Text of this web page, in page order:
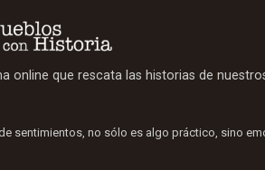
online que rescata las historias de
sentimientos, no sólo es algo práctico, sino